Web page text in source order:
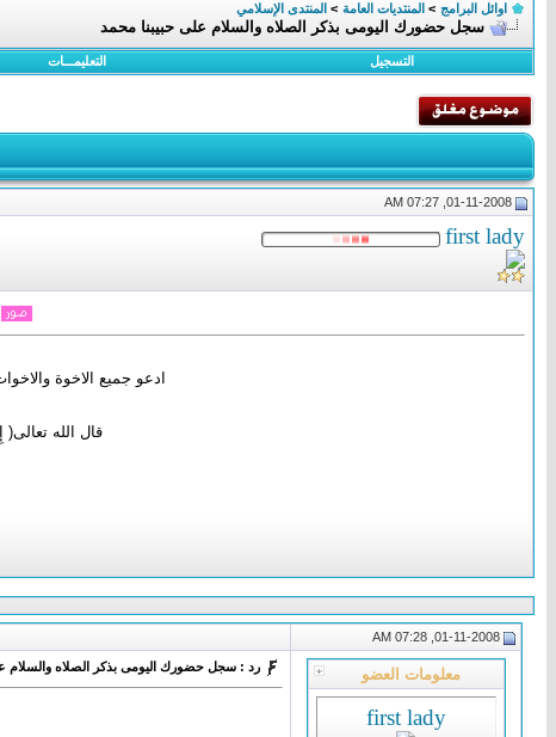
اوائل البرامج > المنتديات العامة > المنتدى الإسلامي
سجل حضورك اليومى بذكر الصلاه والسلام على حبيبنا محمد
التسجيل التعليمـــات
first lady
ادعو جميع الاخوة
قال الله تعالى(
معلومات العضو
first lady
رد : سجل حضورك اليومى بذكر الصلاه والسلام